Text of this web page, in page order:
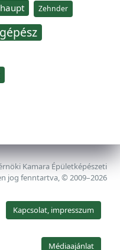
Zehnder
Kamara Épületképészeti
jog fenntartva, © 2009–2026
Kapcsolat, impresszum
Médiaajánlat